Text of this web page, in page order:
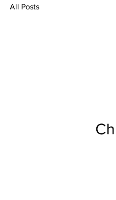
All Posts